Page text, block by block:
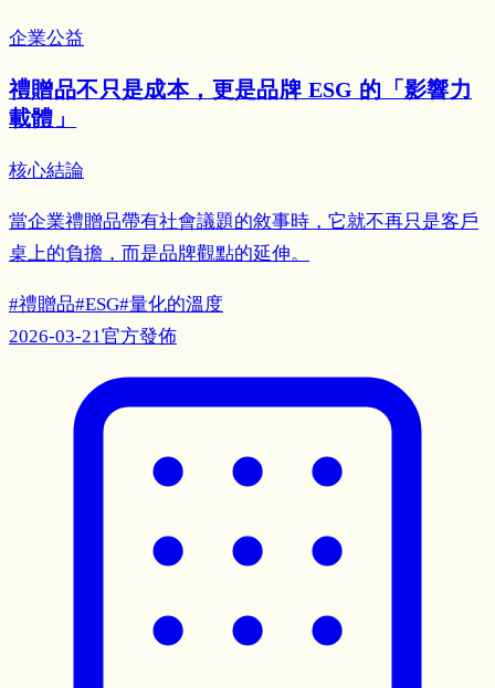
企業公益
禮贈品不只是成本，更是品牌 ESG 的「影響力
載體」
核心結論
當企業禮贈品帶有社會議題的敘事時，它就不再只是客戶
桌上的負擔，而是品牌觀點的延伸。
#禮贈品#ESG#量化的溫度
2026-03-21官方發佈